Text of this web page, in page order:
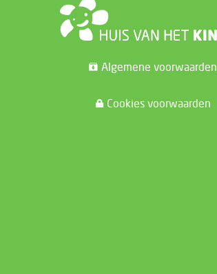
Algemene voorwaarden
Cookies voorwaarden